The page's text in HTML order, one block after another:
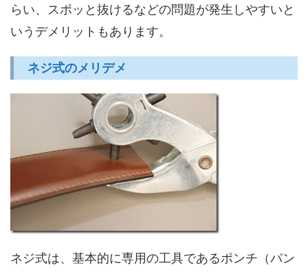
らい、スポッと抜けるなどの問題が発生しやすいと
いうデメリットもあります。
ネジ式のメリデメ
ネジ式は、基本的に専用の工具であるポンチ（パン